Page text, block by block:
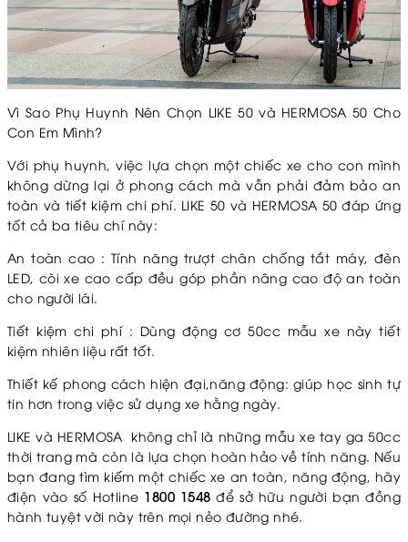
Vì Sao Phụ Huynh Nên Chọn LIKE 50 và HERMOSA 50 Cho
Con Em Mình?
Với phụ huynh, việc lựa chọn một chiếc xe cho con mình
không dừng lại ở phong cách mà vẫn phải đảm bảo an
toàn và tiết kiệm chi phí. LIKE 50 và HERMOSA 50 đáp ứng
tốt cả ba tiêu chí này:
An toàn cao : Tính năng trượt chân chống tắt máy, đèn
LED, còi xe cao cấp đều góp phần nâng cao độ an toàn
cho người lái.
Tiết kiệm chi phí : Dùng động cơ 50cc mẫu xe này tiết
kiệm nhiên liệu rất tốt.
Thiết kế phong cách hiện đại,năng động: giúp học sinh tự
tin hơn trong việc sử dụng xe hằng ngày.
LIKE và HERMOSA không chỉ là những mẫu xe tay ga 50cc
thời trang mà còn là lựa chọn hoàn hảo về tính năng. Nếu
bạn đang tìm kiếm một chiếc xe an toàn, năng động, hãy
điện vào số Hotline 1800 1548 để sở hữu người bạn đồng
hành tuyệt vời này trên mọi nẻo đường nhé.